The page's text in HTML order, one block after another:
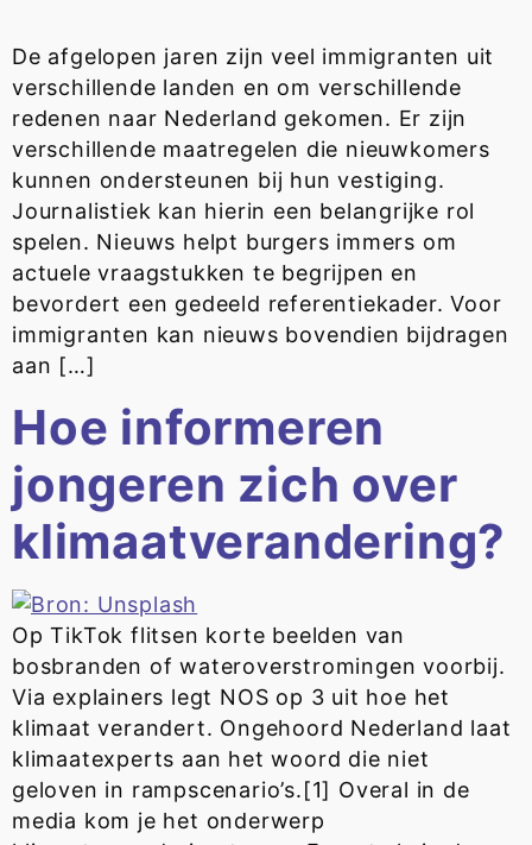
De afgelopen jaren zijn veel immigranten uit
verschillende landen en om verschillende
redenen naar Nederland gekomen. Er zijn
verschillende maatregelen die nieuwkomers
kunnen ondersteunen bij hun vestiging.
Journalistiek kan hierin een belangrijke rol
spelen. Nieuws helpt burgers immers om
actuele vraagstukken te begrijpen en
bevordert een gedeeld referentiekader. Voor
immigranten kan nieuws bovendien bijdragen
aan […]
Hoe informeren
jongeren zich over
klimaatverandering?
Op TikTok flitsen korte beelden van
bosbranden of wateroverstromingen voorbij.
Via explainers legt NOS op 3 uit hoe het
klimaat verandert. Ongehoord Nederland laat
klimaatexperts aan het woord die niet
geloven in rampscenario’s.[1] Overal in de
media kom je het onderwerp